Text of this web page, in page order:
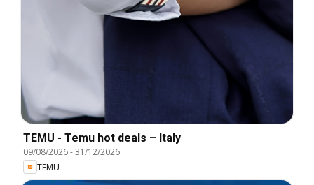
TEMU - Temu hot deals – Italy
09/08/2026-31/12/2026
TEMU